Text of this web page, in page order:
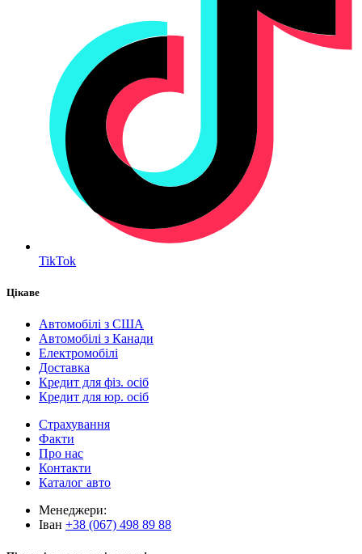
TikTok
Цікаве
Автомобілі з США
Автомобілі з Канади
Електромобілі
Доставка
Кредит для фіз. осіб
Кредит для юр. осіб
Страхування
Факти
Про нас
Контакти
Каталог авто
Менеджери:
Іван +38 (067) 498 89 88